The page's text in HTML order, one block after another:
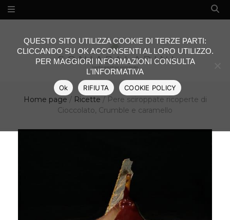
Home page / Ricette / Pere sciroppate ricoperte di
Cioccolato, Crumble e caramello
QUESTO SITO UTILIZZA COOKIE DI TERZE PARTI:
CLICCANDO SU OK ACCONSENTI AL LORO UTILIZZO.
PER MAGGIORI INFORMAZIONI CONSULTA
L'INFORMATIVA
Ok RIFIUTA COOKIE POLICY